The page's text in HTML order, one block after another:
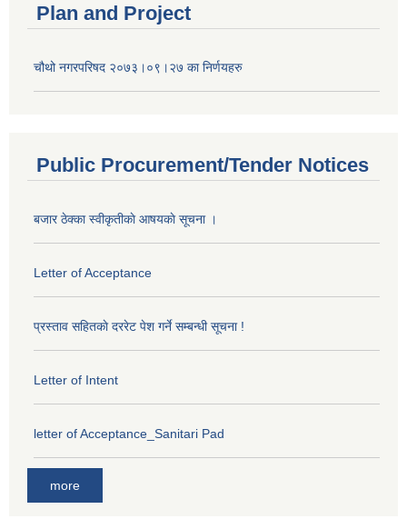
Plan and Project
चौथो नगरपरिषद २०७३।०९।२७ का निर्णयहरु
Public Procurement/Tender Notices
बजार ठेक्का स्वीकृतीकाे आषयकाे सूचना ।
Letter of Acceptance
प्रस्ताव सहितकाे दररेट पेश गर्ने सम्बन्धी सूचना !
Letter of Intent
letter of Acceptance_Sanitari Pad
more